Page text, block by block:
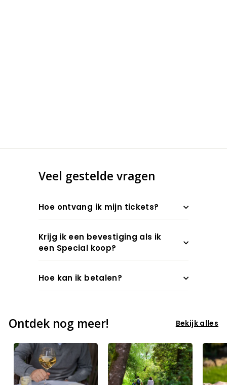
Veel gestelde vragen
Hoe ontvang ik mijn tickets?
Krijg ik een bevestiging als ik
een Special koop?
Hoe kan ik betalen?
Ontdek nog meer! Bekijk alles